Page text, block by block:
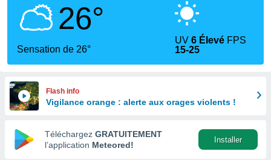
26°
Sensation de 26°
UV6 Élevé FPS
15-25
Flash info
Vigilance orange : alerte aux orages violents !
Téléchargez GRATUITEMENT
l’application Meteored!
Installer